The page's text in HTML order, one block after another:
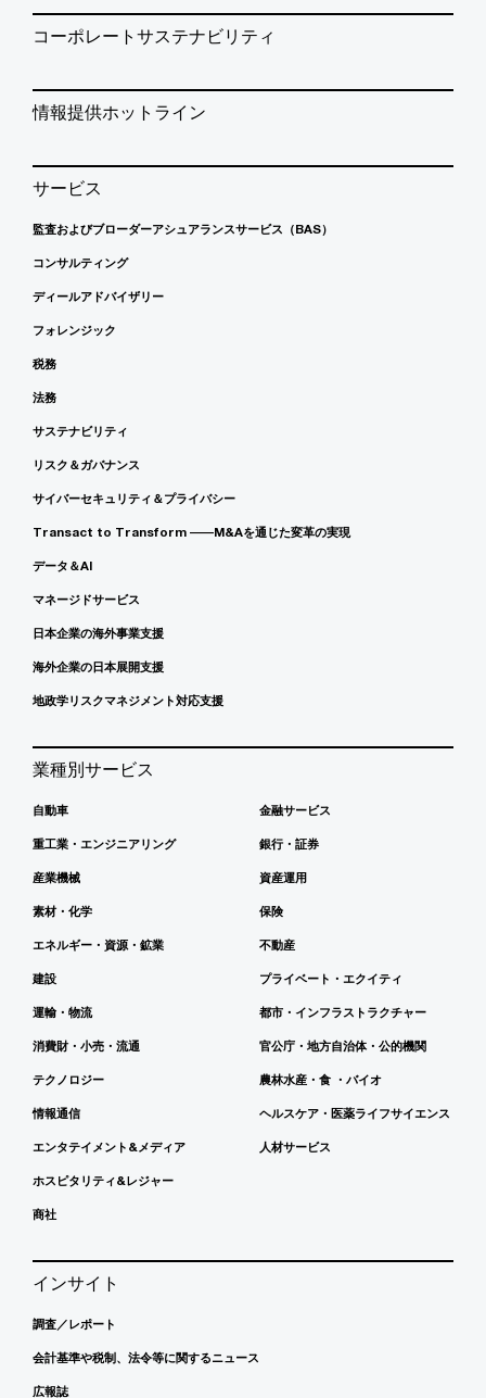
コーポレートサステナビリティ
情報提供ホットライン
サービス
監査およびブローダーアシュアランスサービス（BAS）
コンサルティング
ディールアドバイザリー
フォレンジック
税務
法務
サステナビリティ
リスク＆ガバナンス
サイバーセキュリティ＆プライバシー
Transact to Transform ――M&Aを通じた変革の実現
データ＆AI
マネージドサービス
日本企業の海外事業支援
海外企業の日本展開支援
地政学リスクマネジメント対応支援
業種別サービス
自動車
重工業・エンジニアリング
産業機械
素材・化学
エネルギー・資源・鉱業
建設
運輸・物流
消費財・小売・流通
テクノロジー
情報通信
エンタテイメント&メディア
ホスピタリティ&レジャー
商社
金融サービス
銀行・証券
資産運用
保険
不動産
プライベート・エクイティ
都市・インフラストラクチャー
官公庁・地方自治体・公的機関
農林水産・食 ・バイオ
ヘルスケア・医薬ライフサイエンス
人材サービス
インサイト
調査／レポート
会計基準や税制、法令等に関するニュース
広報誌